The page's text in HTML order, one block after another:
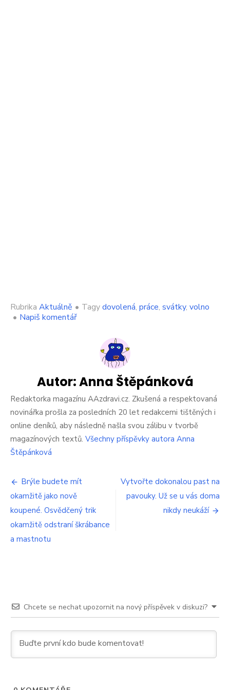
Rubrika Aktuálně • Tagydovolená, práce, svátky, volno
• Napiš komentářon
protestují.
Seberou
celých
5
dní
dovolené
a
je
vymalováno
Autor:Anna Štěpánková
Redaktorka magazínu AAzdravi.cz. Zkušená a respektovaná
novinářka prošla za posledních 20 let redakcemi tištěných i
online deníků, aby následně našla svou zálibu v tvorbě
magazínových textů. Všechny příspěvky autora Anna
Štěpánková
Navigace
pro
příspěvek
Brýle budete mít
okamžitě jako nově
koupené. Osvědčený trik
okamžitě odstraní škrábance
a mastnotu
Vytvořte dokonalou past na
pavouky. Už se u vás doma
nikdy neukáží
Chcete se nechat upozornit na nový příspěvek v diskuzi?